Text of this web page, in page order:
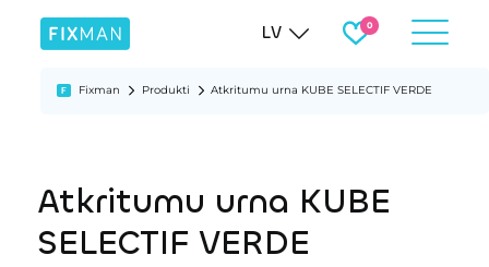
LV
Fixman Produkti Atkritumu urna KUBE SELECTIF VERDE
Atkritumu urna KUBE
SELECTIF VERDE